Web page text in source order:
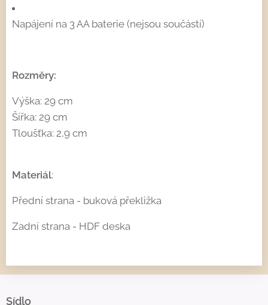
Napájení na 3 AA baterie (nejsou součástí)
Rozměry:
Výška: 29 cm
Šířka: 29 cm
Tloušťka: 2,9 cm
Materiál:
Přední strana - buková překližka
Zadní strana - HDF deska
Sídlo